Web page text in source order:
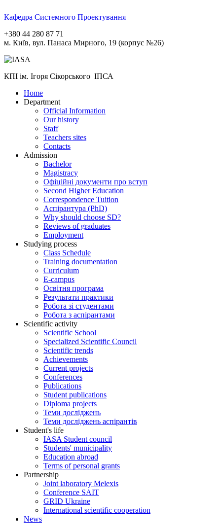
Кафедра Системного Проектування
+380 44 280 87 71
м. Київ, вул. Панаса Мирного, 19 (корпус №26)
КПІ ім. Ігоря Сікорського ІПСА
Home
Department
Official Information
Our history
Staff
Teachers sites
Contacts
Admission
Bachelor
Magistracy
Офіційні документи про вступ
Second Higher Education
Correspondence Tuition
Aспірантура (PhD)
Why should choose SD?
Reviews of graduates
Employment
Studying process
Class Schedule
Training documentation
Curriculum
E-campus
Освітня програма
Результати практики
Робота зі студентами
Робота з аспірантами
Scientific activity
Scientific School
Specialized Scientific Council
Scientific trends
Achievements
Current projects
Conferences
Publications
Student publications
Diploma projects
Теми досліджень
Теми досліджень аспірантів
Student's life
IASA Student council
Students' municipality
Education abroad
Terms of personal grants
Partnership
Joint laboratory Melexis
Conference SAIT
GRID Ukraine
International scientific cooperation
News